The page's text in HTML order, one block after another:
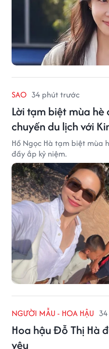
SAO 34 phút trước
Lời tạm biệt mùa hè
chuyến du lịch với
Hồ Ngọc Hà tạm biệt mùa
đầy ắp kỷ niệm.
NGƯỜI MẪU - HOA HẬU
Hoa hậu Đỗ Thị Hà
yêu